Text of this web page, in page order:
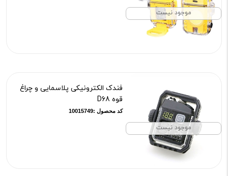
موجود نیست
موجود نیست
فندک الکترونیکی پلاسمایی و چراغ
قوه D68
کد محصول :10015749